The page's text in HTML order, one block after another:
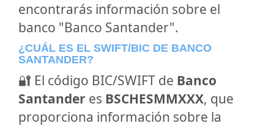
encontrarás información sobre el
banco "Banco Santander".
¿CUÁL ES EL SWIFT/BIC DE BANCO
SANTANDER?
🔐 El código BIC/SWIFT de Banco
Santander es BSCHESMMXXX, que
proporciona información sobre la